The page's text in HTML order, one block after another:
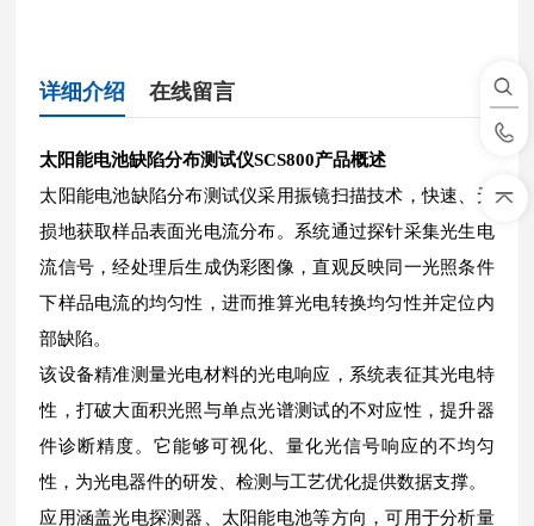
详细介绍 在线留言
太阳能电池缺陷分布测试仪SCS800产品概述
太阳能电池缺陷分布测试仪采用振镜扫描技术，快速、无
损地获取样品表面光电流分布。系统通过探针采集光生电
流信号，经处理后生成伪彩图像，直观反映同一光照条件
下样品电流的均匀性，进而推算光电转换均匀性并定位内
部缺陷。
该设备精准测量光电材料的光电响应，系统表征其光电特
性，打破大面积光照与单点光谱测试的不对应性，提升器
件诊断精度。它能够可视化、量化光信号响应的不均匀
性，为光电器件的研发、检测与工艺优化提供数据支撑。
应用涵盖光电探测器、太阳能电池等方向，可用于分析量